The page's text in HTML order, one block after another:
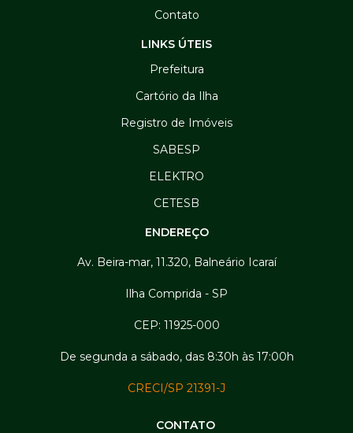
Contato
LINKS ÚTEIS
Prefeitura
Cartório da Ilha
Registro de Imóveis
SABESP
ELEKTRO
CETESB
ENDEREÇO
Av. Beira-mar, 11.320, Balneário Icaraí
Ilha Comprida - SP
CEP: 11925-000
De segunda a sábado, das 8:30h às 17:00h
CRECI/SP 21391-J
CONTATO